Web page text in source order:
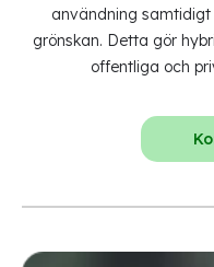
användning
grönskan. Detta gör
offentliga och